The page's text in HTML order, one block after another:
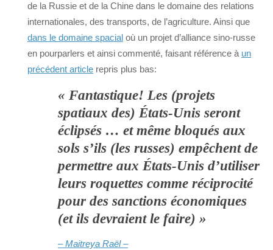
de la Russie et de la Chine dans le domaine des relations
internationales, des transports, de l’agriculture. Ainsi que
dans le domaine spacial où un projet d’alliance sino-russe
en pourparlers et ainsi commenté, faisant référence à un
précédent article repris plus bas:
« Fantastique! Les (projets
spatiaux des) États-Unis seront
éclipsés … et même bloqués aux
sols s’ils (les russes) empêchent de
permettre aux États-Unis d’utiliser
leurs roquettes comme réciprocité
pour des sanctions économiques
(et ils devraient le faire) »
– Maitreya Raël –